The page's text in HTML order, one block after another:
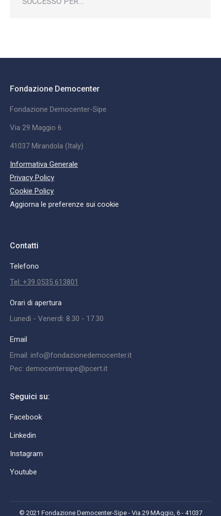
Fondazione Democenter
Fondazione Democenter-Sipe
Via 29 Maggio 6
41037 Mirandola (Italy)
Informativa Generale
Privacy Policy
Cookie Policy
Aggiorna le preferenze sui cookie
Contatti
Telefono
Tel: +39 0535 613801
Orari di apertura
Lunedì - Venerdì: 8.30 - 17.30
Email
Email: info@fondazionedemocenter.it
Pec: democentersipe@pcert.it
Seguici su:
Facebook
Linkedin
Instagram
Youtube
© 2021 Fondazione Democenter-Sipe - Via 29 MAggio, 6 - 41037